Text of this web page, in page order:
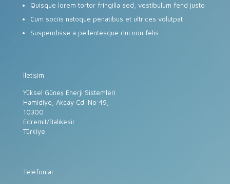
Quisque lorem tortor fringilla sed, vestibulum fend justo
Cum sociis natoque penatibus et ultrices volutpat
Suspendisse a pellentesque dui non felis
İletişim
Yüksel Güneş Enerji Sistemleri
Hamidiye, Akçay Cd. No:49,
10300
Edremit/Balıkesir
Türkiye
Telefonlar